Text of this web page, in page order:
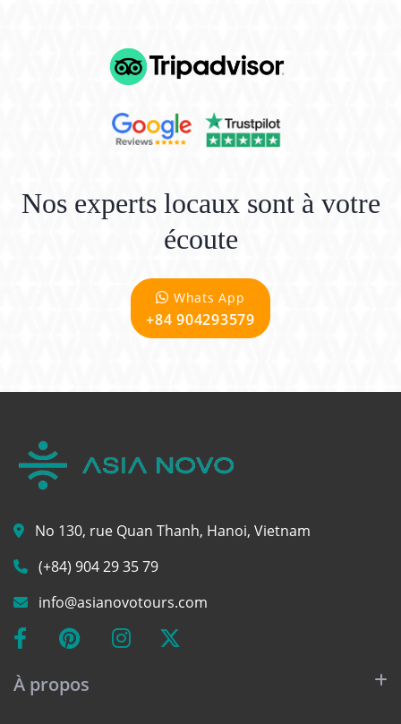
Nos experts locaux sont à votre
écoute
Whats App
+84 904293579
No 130, rue Quan Thanh, Hanoi, Vietnam
(+84) 904 29 35 79
info@asianovotours.com
À propos